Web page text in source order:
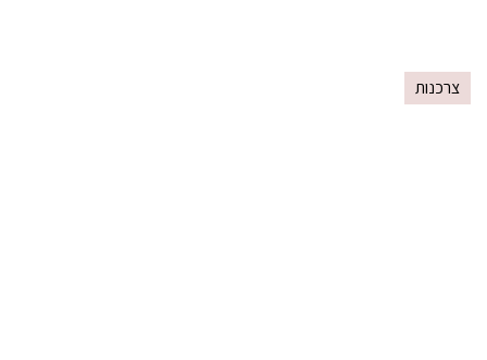
צרכנות